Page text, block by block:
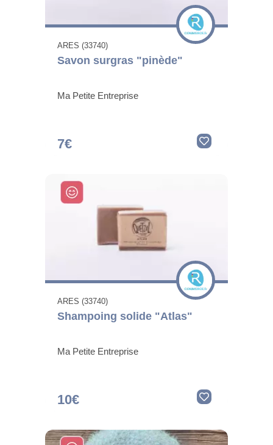
ARES (33740)
Savon surgras "pinède"
Ma Petite Entreprise
7€
ARES (33740)
Shampoing solide "Atlas"
Ma Petite Entreprise
10€